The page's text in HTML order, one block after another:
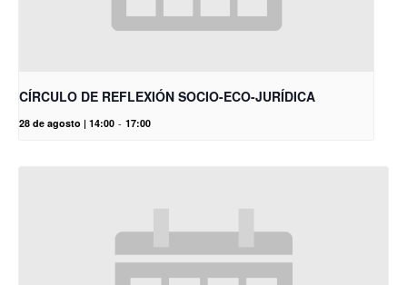
CÍRCULO DE REFLEXIÓN SOCIO-ECO-JURÍDICA
28 de agosto | 14:00 - 17:00